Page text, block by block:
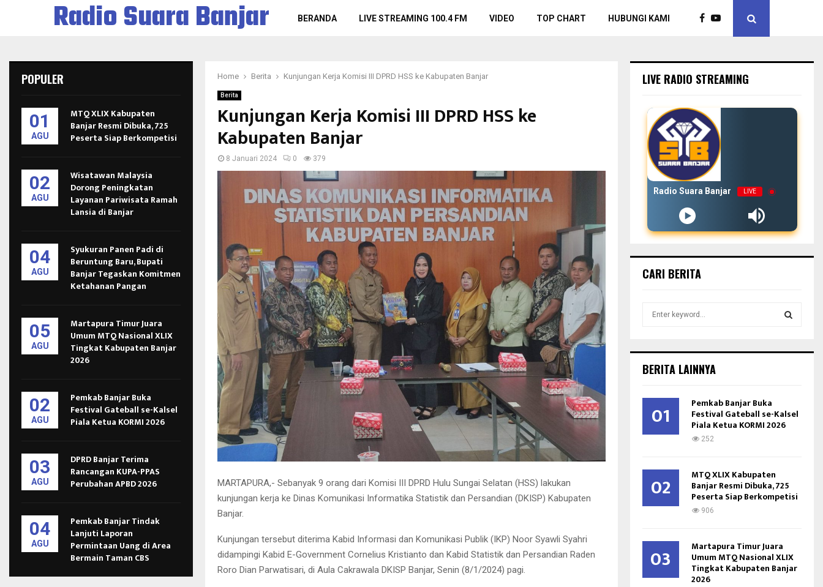
Radio Suara Banjar BERANDA LIVE STREAMING 100.4 FM VIDEO TOP CHART HUBUNGI KAMI
Home Berita Kunjungan Kerja Komisi III DPRD HSS ke Kabupaten Banjar
Berita
Kunjungan Kerja Komisi III DPRD HSS ke
Kabupaten Banjar
8 Januari 2024 0 379
MARTAPURA,- Sebanyak 9 orang dari Komisi III DPRD Hulu Sungai Selatan (HSS) lakukan
kunjungan kerja ke Dinas Komunikasi Informatika Statistik dan Persandian (DKISP) Kabupaten
Banjar.
Kunjungan tersebut diterima Kabid Informasi dan Komunikasi Publik (IKP) Noor Syawli Syahri
didampingi Kabid E-Government Cornelius Kristianto dan Kabid Statistik dan Persandian Raden
Roro Dian Parwatisari, di Aula Cakrawala DKISP Banjar, Senin (8/1/2024) pagi.
POPULER
01
AGU
MTQ XLIX Kabupaten
Banjar Resmi Dibuka, 725
Peserta Siap Berkompetisi
02
AGU
Wisatawan Malaysia
Dorong Peningkatan
Layanan Pariwisata Ramah
Lansia di Banjar
04
AGU
Syukuran Panen Padi di
Beruntung Baru, Bupati
Banjar Tegaskan Komitmen
Ketahanan Pangan
05
AGU
Martapura Timur Juara
Umum MTQ Nasional XLIX
Tingkat Kabupaten Banjar
2026
02
AGU
Pemkab Banjar Buka
Festival Gateball se-Kalsel
Piala Ketua KORMI 2026
03
AGU
DPRD Banjar Terima
Rancangan KUPA-PPAS
Perubahan APBD 2026
04
AGU
Pemkab Banjar Tindak
Lanjuti Laporan
Permintaan Uang di Area
Bermain Taman CBS
LIVE RADIO STREAMING
Radio Suara Banjar LIVE
CARI BERITA
h
o
R
BERITA LAINNYA
01 Pemkab Banjar Buka
Festival Gateball se-Kalsel
Piala Ketua KORMI 2026
252
02 MTQ XLIX Kabupaten
Banjar Resmi Dibuka, 725
Peserta Siap Berkompetisi
906
03 Martapura Timur Juara
Umum MTQ Nasional XLIX
Tingkat Kabupaten Banjar
2026